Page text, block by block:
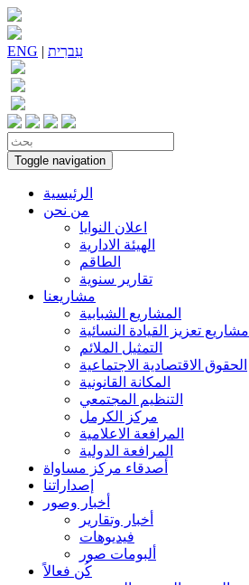
ENG | עִברִית
Toggle navigation
الرئيسية
من نحن
اعلان النوايا
الهيئة الادارية
الطاقم
تقارير سنوية
مشاريعنا
المشاريع الشبابية
مشاريع تعزيز القيادة النسائية
التمثيل الملائم
الحقوق الاقتصادية الاجتماعية
المكانة القانونية
التنظيم المجتمعي
مركز الكرمل
المرافعة الاعلامية
المرافعة الدولية
أصدقاء مركز مساواة
إصداراتنا
أخبار وصور
أخبار وتقارير
فيديوهات
ألبومات صور
كُن فعالاً